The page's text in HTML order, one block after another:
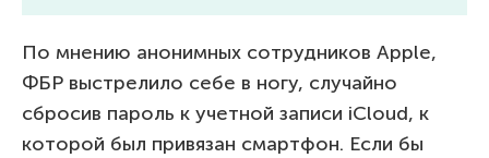
По мнению анонимных сотрудников Apple,
ФБР выстрелило себе в ногу, случайно
сбросив пароль к учетной записи iCloud, к
которой был привязан смартфон. Если бы